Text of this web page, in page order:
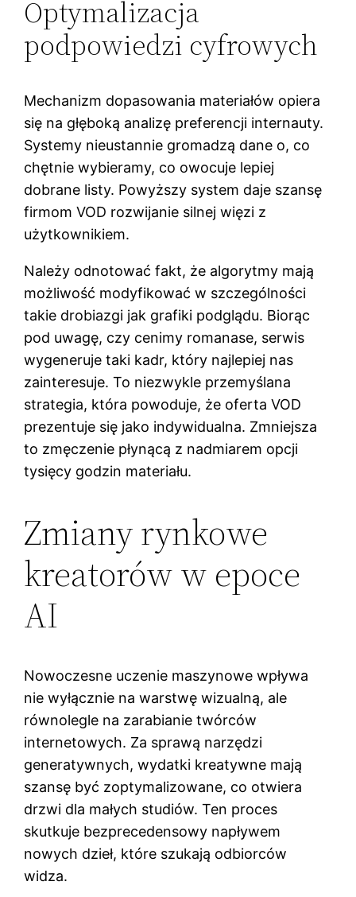
Optymalizacja
podpowiedzi cyfrowych
Mechanizm dopasowania materiałów opiera
się na głęboką analizę preferencji internauty.
Systemy nieustannie gromadzą dane o, co
chętnie wybieramy, co owocuje lepiej
dobrane listy. Powyższy system daje szansę
firmom VOD rozwijanie silnej więzi z
użytkownikiem.
Należy odnotować fakt, że algorytmy mają
możliwość modyfikować w szczególności
takie drobiazgi jak grafiki podglądu. Biorąc
pod uwagę, czy cenimy romanase, serwis
wygeneruje taki kadr, który najlepiej nas
zainteresuje. To niezwykle przemyślana
strategia, która powoduje, że oferta VOD
prezentuje się jako indywidualna. Zmniejsza
to zmęczenie płynącą z nadmiarem opcji
tysięcy godzin materiału.
Zmiany rynkowe
kreatorów w epoce
AI
Nowoczesne uczenie maszynowe wpływa
nie wyłącznie na warstwę wizualną, ale
równolegle na zarabianie twórców
internetowych. Za sprawą narzędzi
generatywnych, wydatki kreatywne mają
szansę być zoptymalizowane, co otwiera
drzwi dla małych studiów. Ten proces
skutkuje bezprecedensowy napływem
nowych dzieł, które szukają odbiorców
widza.